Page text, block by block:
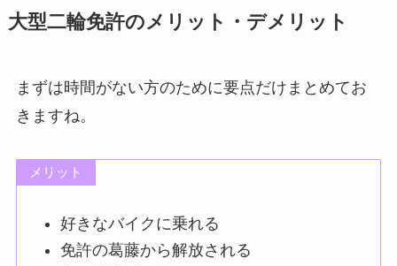
大型二輪免許のメリット・デメリット
まずは時間がない方のために要点だけまとめてお
きますね。
メリット
好きなバイクに乗れる
免許の葛藤から解放される